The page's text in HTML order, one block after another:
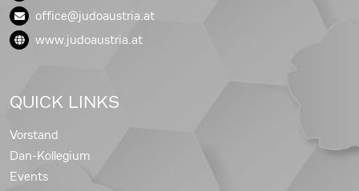
office@judoaustria.at
www.judoaustria.at
QUICK LINKS
Vorstand
Dan-Kollegium
Events